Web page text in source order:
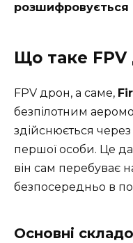
розшифровується
Що таке FPV
FPV дрон, а саме,
безпілотним
здійснюється
першої особи. Це
він сам перебуває
безпосередньо в
Основні